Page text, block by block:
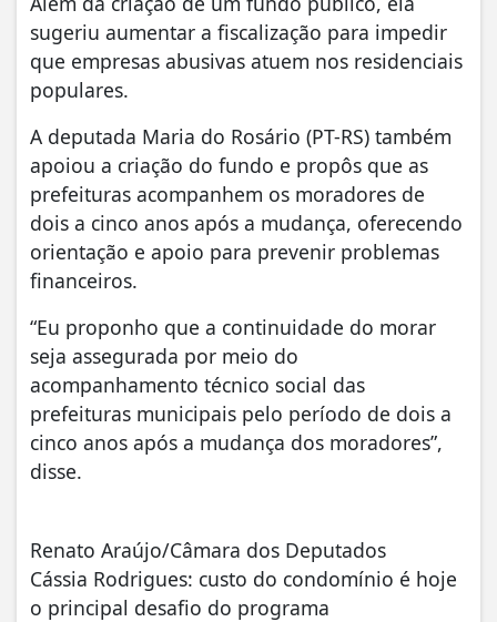
sugeriu aumentar a fiscalização para impedir
que empresas abusivas atuem nos residenciais
populares.
A deputada Maria do Rosário (PT-RS) também
apoiou a criação do fundo e propôs que as
prefeituras acompanhem os moradores de
dois a cinco anos após a mudança, oferecendo
orientação e apoio para prevenir problemas
financeiros.
“Eu proponho que a continuidade do morar
seja assegurada por meio do
acompanhamento técnico social das
prefeituras municipais pelo período de dois a
cinco anos após a mudança dos moradores”,
disse.
Renato Araújo/Câmara dos Deputados
Cássia Rodrigues: custo do condomínio é hoje
o principal desafio do programa